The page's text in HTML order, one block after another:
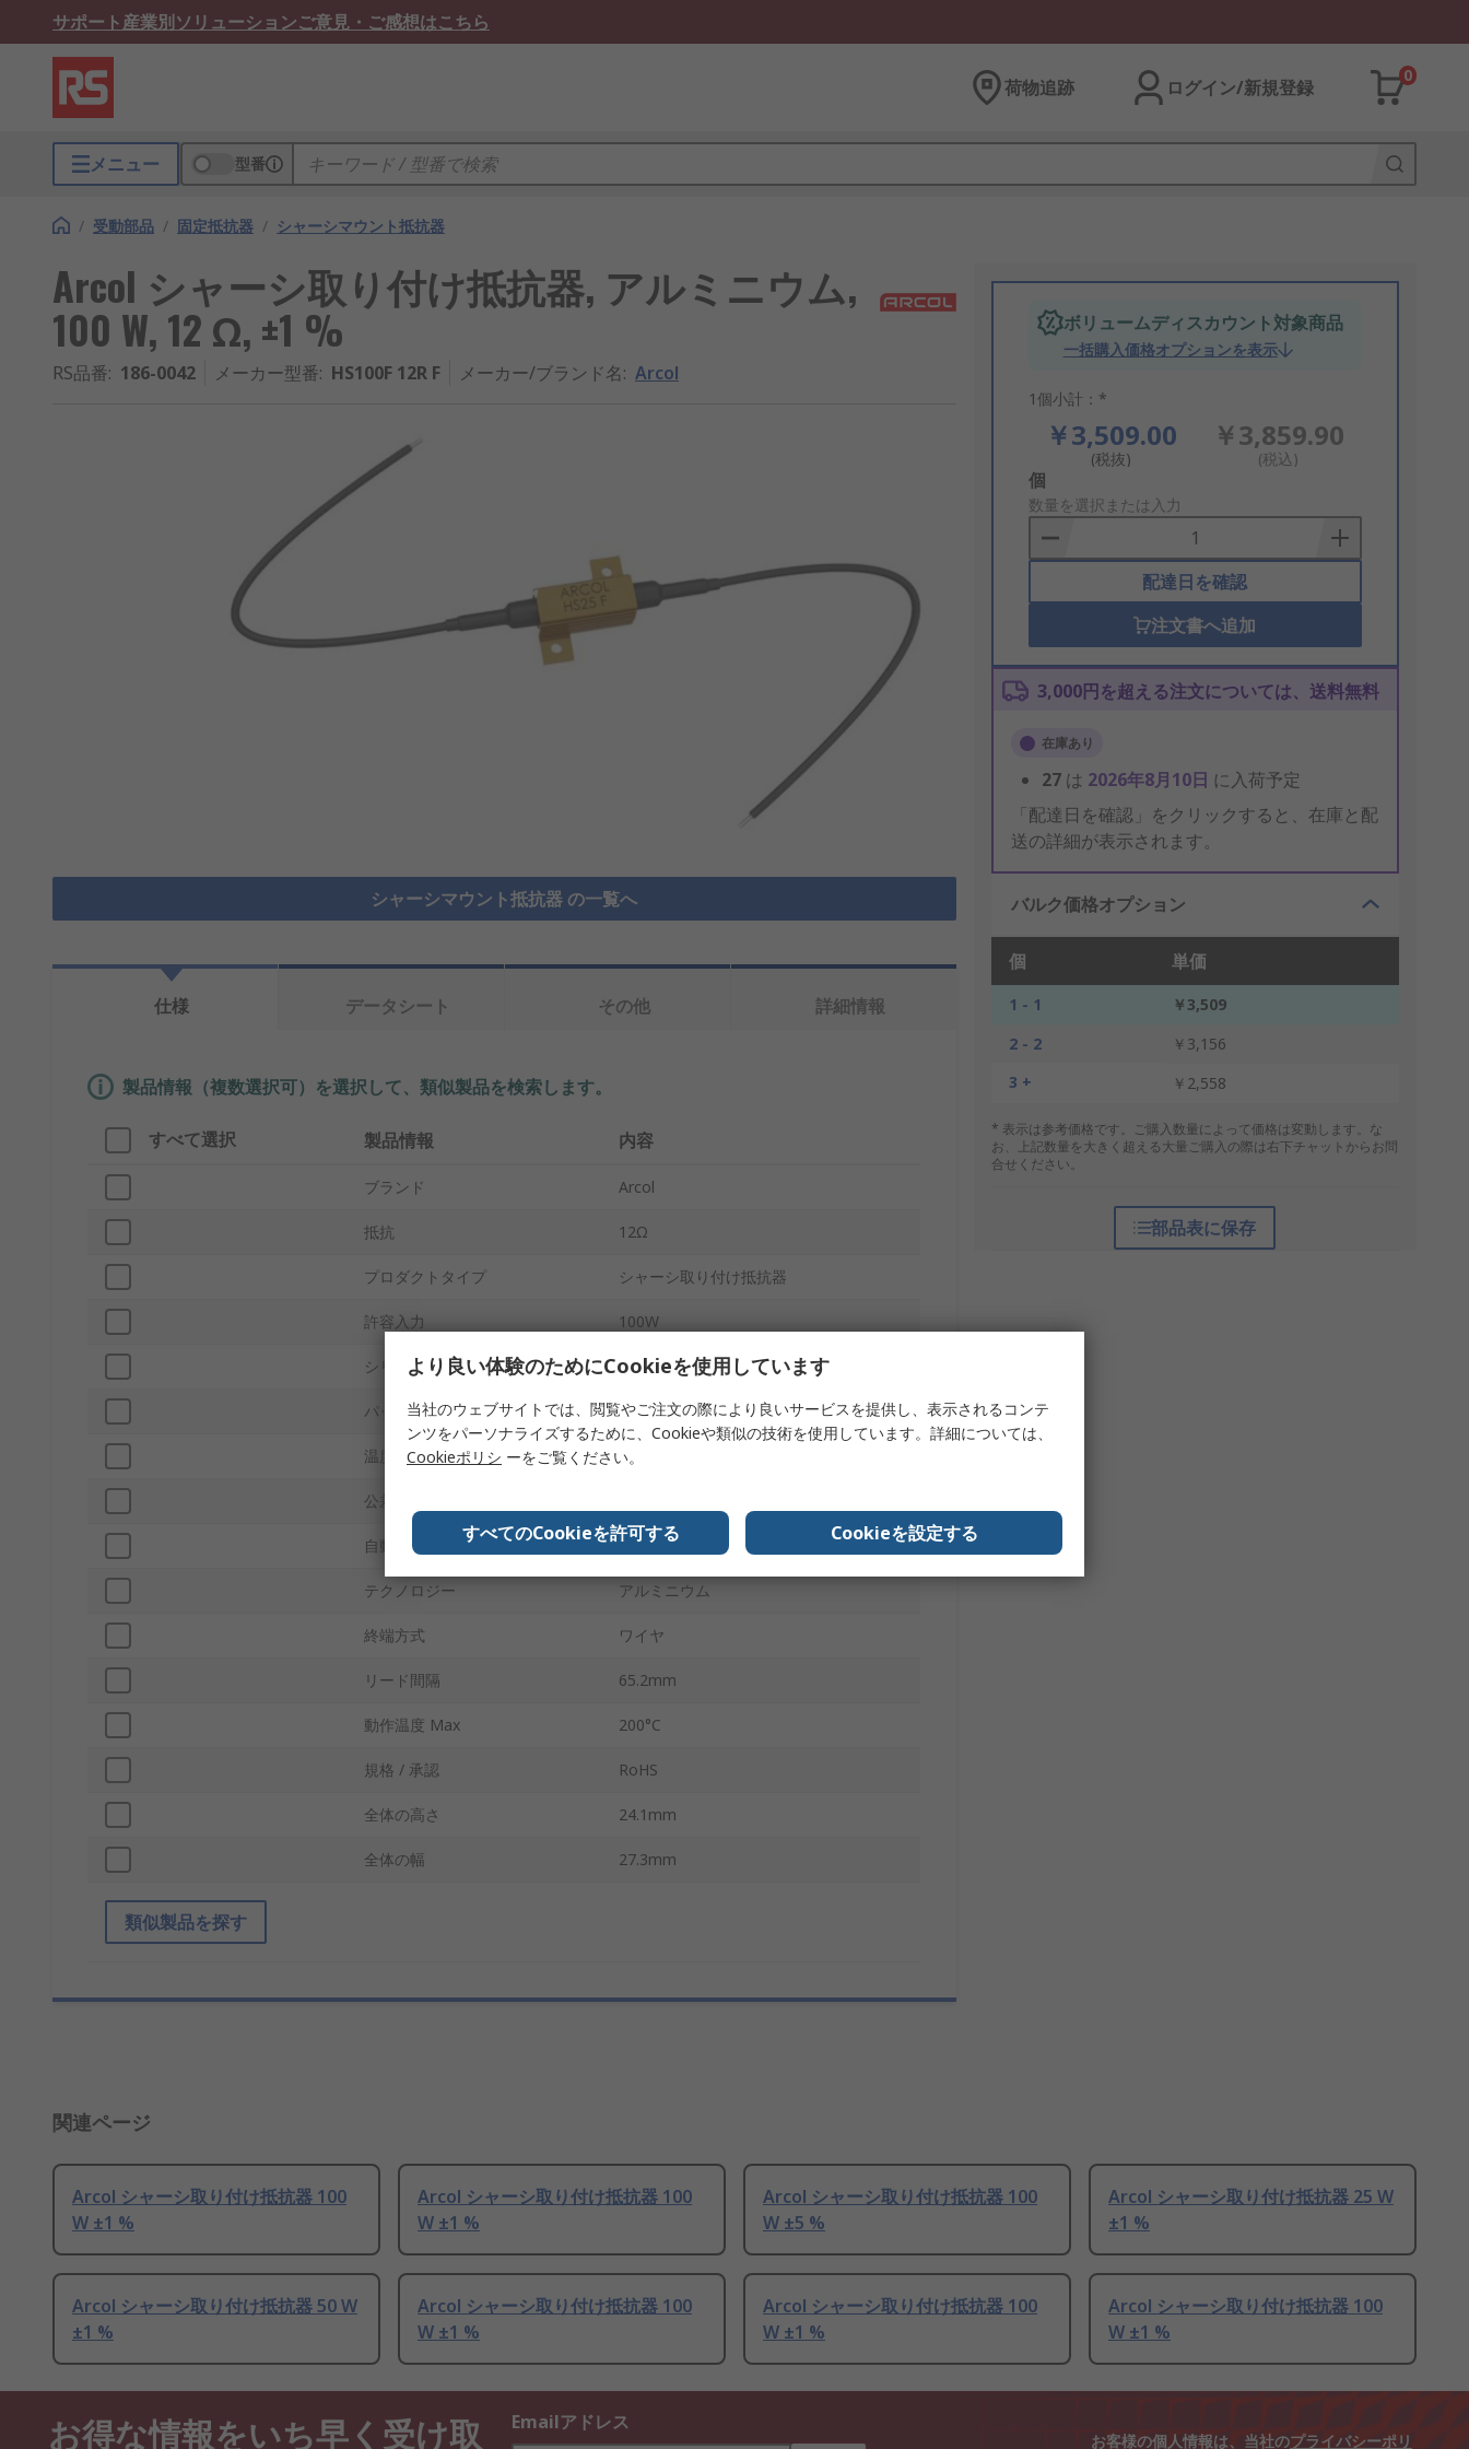
サポート産業別ソリューションご意見・ご感想はこちら
荷物追跡 ログイン/新規登録
0
メニュー 型番
/ 受動部品 / 固定抵抗器 / シャーシマウント抵抗器
Arcol シャーシ取り付け抵抗器, アルミニウム,
100 W, 12 Ω, ±1 %
RS品番: 186-0042 メーカー型番: HS100F 12R F メーカー/ブランド名: Arcol
シャーシマウント抵抗器 の一覧へ
ボリュームディスカウント対象商品
一括購入価格オプションを表示
1個小計：*
￥3,509.00
(税抜)
￥3,859.90
(税込)
Add
to
Basket
個
数量を選択または入力
配達日を確認
注文書へ追加
3,000円を超える注文については、送料無料
在庫あり
27 は 2026年8月10日 に入荷予定
「配達日を確認」をクリックすると、在庫と配
送の詳細が表示されます。
バルク価格オプション
個 単価
1 - 1
￥3,509
2 - 2
￥3,156
3 +
￥2,558
* 表示は参考価格です。ご購入数量によって価格は変動します。な
お、上記数量を大きく超える大量ご購入の際は右下チャットからお問
合せください。
部品表に保存
仕様 データシート その他 詳細情報
製品情報（複数選択可）を選択して、類似製品を検索します。
すべて選択 製品情報 内容
ブランド Arcol
抵抗 12Ω
プロダクトタイプ シャーシ取り付け抵抗器
許容入力 100W
シリーズ HS100F
パッケージ/ケース アルミニウム
温度係数 100 ppm/°C
公差
自動車規格 なし
テクノロジー アルミニウム
終端方式 ワイヤ
リード間隔 65.2mm
動作温度 Max 200°C
規格 / 承認 RoHS
全体の高さ 24.1mm
全体の幅 27.3mm
類似製品を探す
関連ページ
Arcol シャーシ取り付け抵抗器 100
W ±1 %
Arcol シャーシ取り付け抵抗器 100
W ±1 %
Arcol シャーシ取り付け抵抗器 100
W ±5 %
Arcol シャーシ取り付け抵抗器 25 W
±1 %
Arcol シャーシ取り付け抵抗器 50 W
±1 %
Arcol シャーシ取り付け抵抗器 100
W ±1 %
Arcol シャーシ取り付け抵抗器 100
W ±1 %
Arcol シャーシ取り付け抵抗器 100
W ±1 %
お得な情報をいち早く受け取
Emailアドレス
お客様の個人情報は、当社のプライバシーポリ
より良い体験のためにCookieを使用しています
当社のウェブサイトでは、閲覧やご注文の際により良いサービスを提供し、表示されるコンテ
ンツをパーソナライズするために、Cookieや類似の技術を使用しています。詳細については、
Cookieポリシ ーをご覧ください。
すべてのCookieを許可する Cookieを設定する